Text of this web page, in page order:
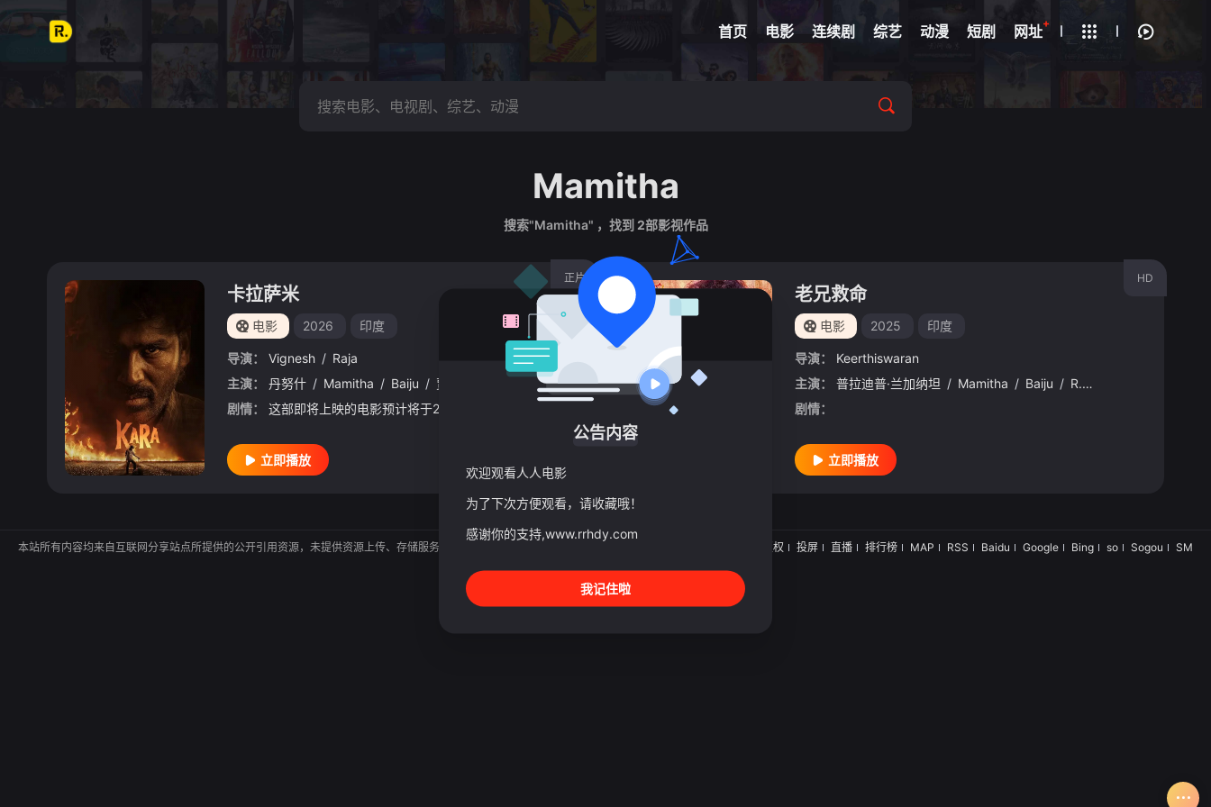
首页 电影 连续剧 综艺 动漫 短剧 网址+
网球 脑洞悬疑
Mamitha
搜索"Mamitha" ，找到 2部影视作品
正片
卡拉萨米
电影 2026 印度
导演： Vignesh / Raja
主演：
丹努什 / Mamitha / Baiju / 贾亚拉姆 / Venjaramoodu K.S.
Ravikumar
剧情：
立即播放
HD
老兄救命
电影 2025 印度
导演：
Keerthiswaran
主演：
普拉迪普·兰加纳坦 / Mamitha / Baiju / R. /
剧情：
立即播放
版权 投屏 直播 排行榜 MAP RSS Baidu Google Bing so Sogou SM
本站所有内容均来自互联网分享站点所提供的公开引用资源，未提供资源上传、存储服务。
公告内容
欢迎观看人人电影
为了下次方便观看，请收藏哦！
感谢你的支持,www.rrhdy.com
我记住啦